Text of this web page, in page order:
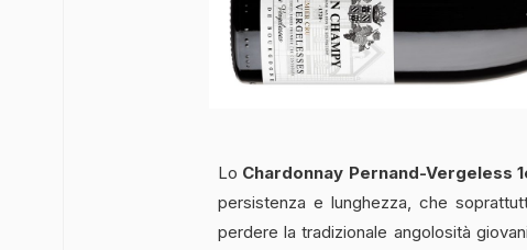
Lo Chardonnay Pernand-Vergeless
persistenza e lunghezza, che
perdere la tradizionale angolosità